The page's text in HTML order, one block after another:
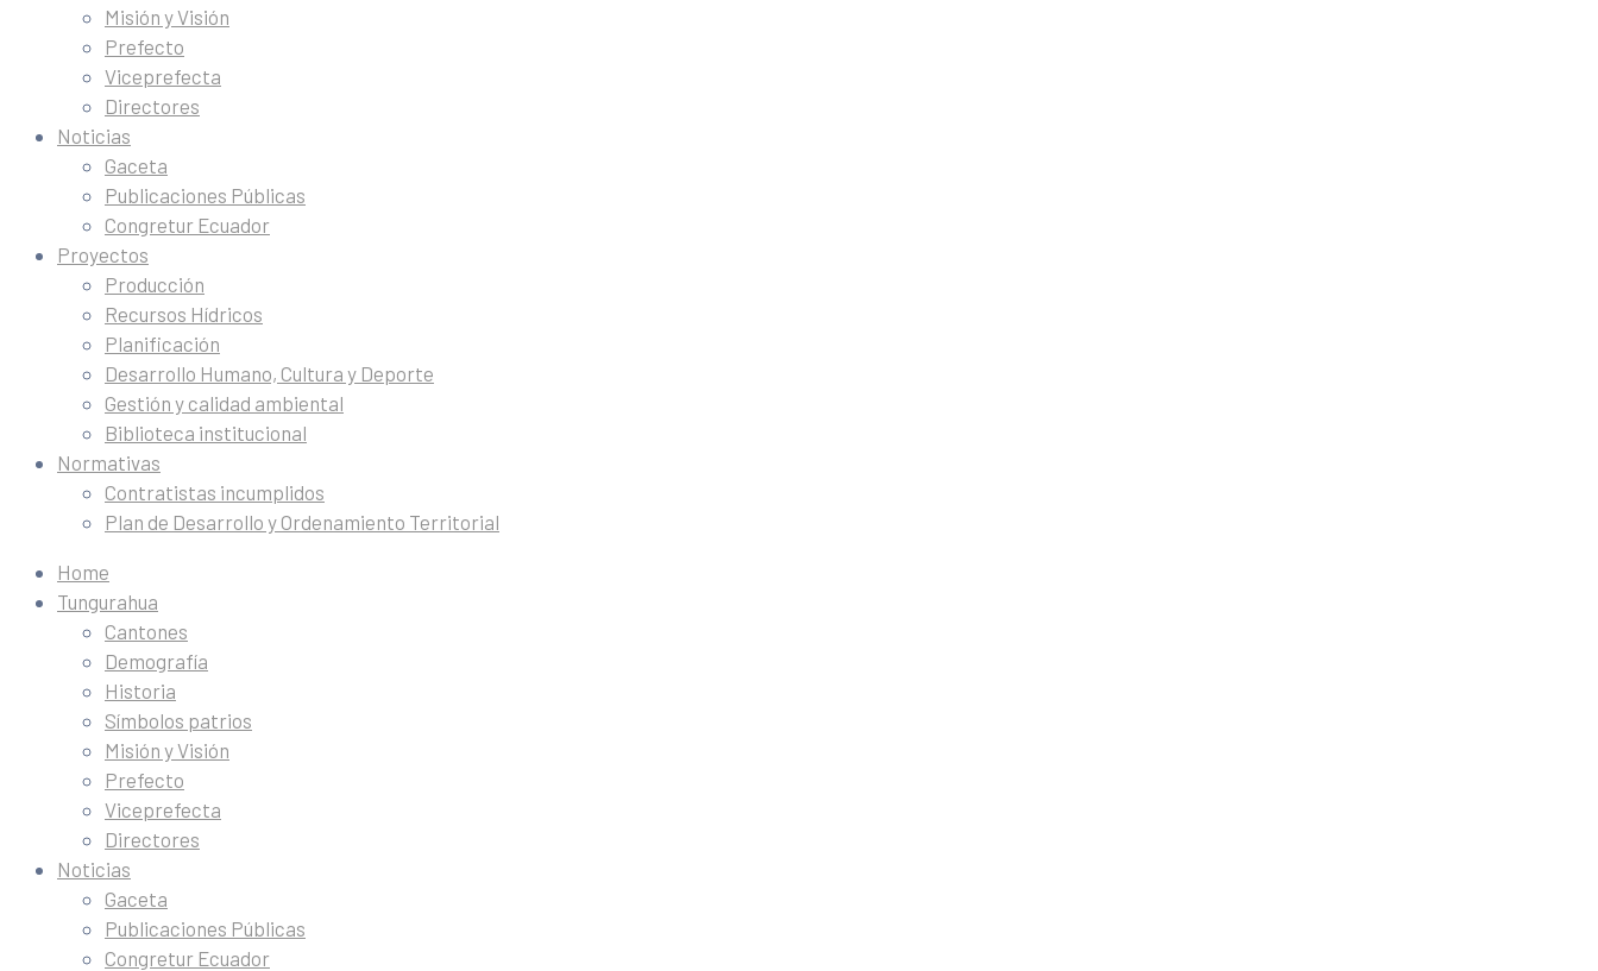
Misión y Visión
Prefecto
Viceprefecta
Directores
Noticias
Gaceta
Publicaciones Públicas
Congretur Ecuador
Proyectos
Producción
Recursos Hídricos
Planificación
Desarrollo Humano, Cultura y Deporte
Gestión y calidad ambiental
Biblioteca institucional
Normativas
Contratistas incumplidos
Plan de Desarrollo y Ordenamiento Territorial
Home
Tungurahua
Cantones
Demografía
Historia
Símbolos patrios
Misión y Visión
Prefecto
Viceprefecta
Directores
Noticias
Gaceta
Publicaciones Públicas
Congretur Ecuador